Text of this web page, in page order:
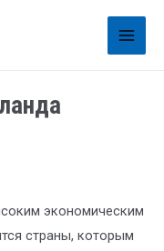
экономическим
страны, которым